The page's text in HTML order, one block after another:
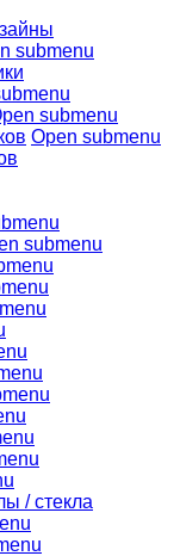
submenu
submenu
Open submenu
submenu
/ стекла